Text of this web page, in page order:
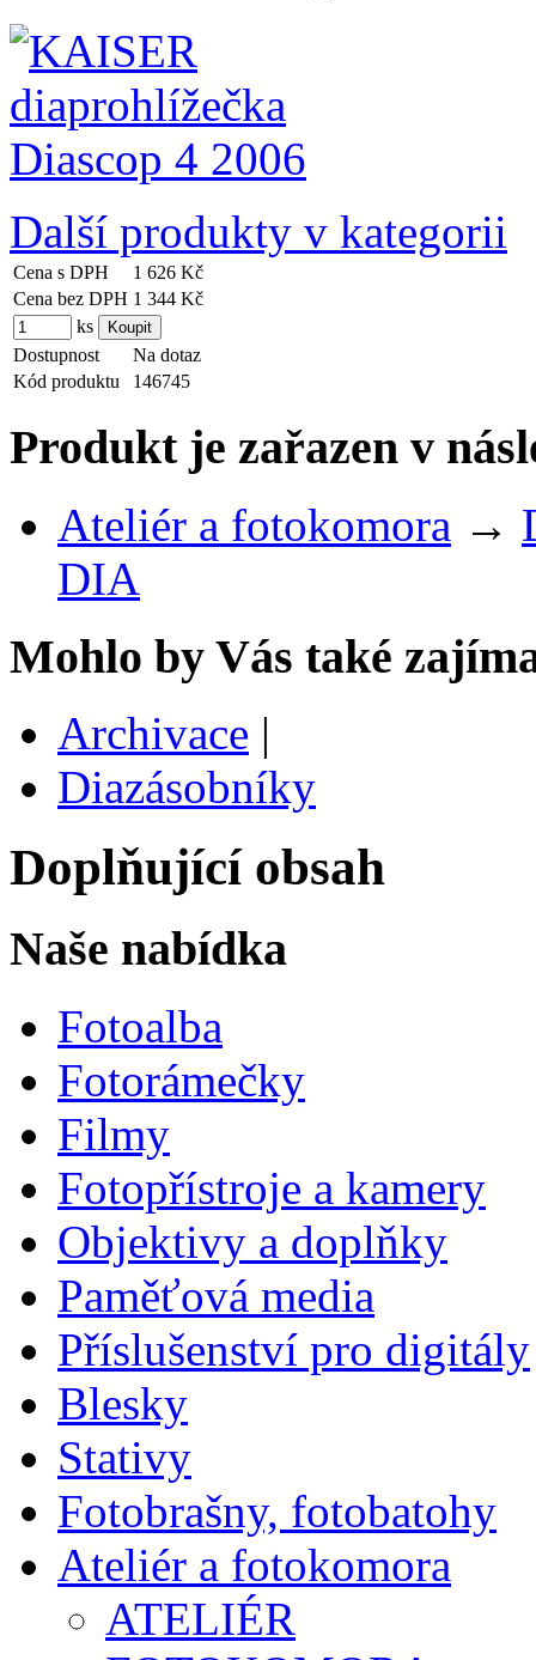
Další produkty v kategorii
Cena s DPH
1 626 Kč
Cena bez DPH 1 344 Kč
ks
Dostupnost
Na dotaz
Kód produktu
146745
Produkt je zařazen v
Ateliér a fotokomora →
DIA
Mohlo by Vás také
Archivace |
Diazásobníky
Doplňující obsah
Naše nabídka
Fotoalba
Fotorámečky
Filmy
Fotopřístroje a kamery
Objektivy a doplňky
Paměťová media
Příslušenství pro digitály
Blesky
Stativy
Fotobrašny, fotobatohy
Ateliér a fotokomora
ATELIÉR